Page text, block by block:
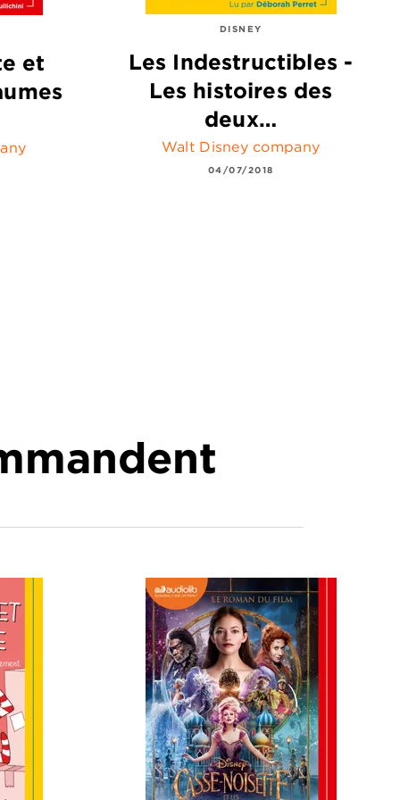
et
DISNEY
Les Indestructibles -
Les histoires des
deux…
Walt Disney company
04/07/2018